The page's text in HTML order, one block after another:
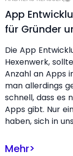
App
für Gründer
Die App
Hexenwerk,
Anzahl an Apps
man allerdings
schnell, dass es
Apps gibt. Nur
haben, sich in
Mehr>